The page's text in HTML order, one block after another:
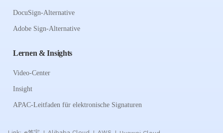
DocuSign-Alternative
Adobe Sign-Alternative
Lernen & Insights
Video-Center
Insight
APAC-Leitfaden für elektronische Signaturen